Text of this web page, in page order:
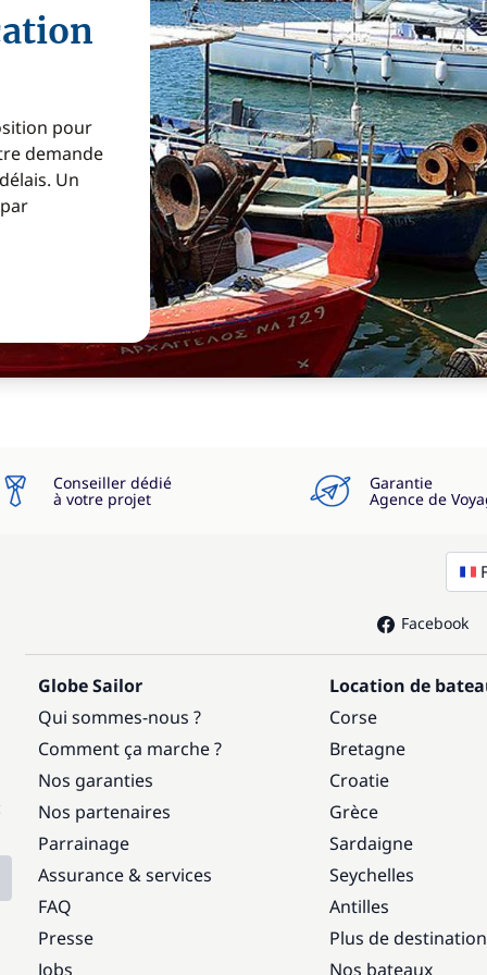
pour
demande
Un
Conseiller dédié
à votre projet
Garantie
Agence de
Facebook
Globe Sailor
Qui sommes-nous ?
Comment ça marche ?
Nos garanties
Nos partenaires
Parrainage
Assurance & services
FAQ
Presse
Jobs
Location de
Corse
Bretagne
Croatie
Grèce
Sardaigne
Seychelles
Antilles
Plus de
Nos bateaux